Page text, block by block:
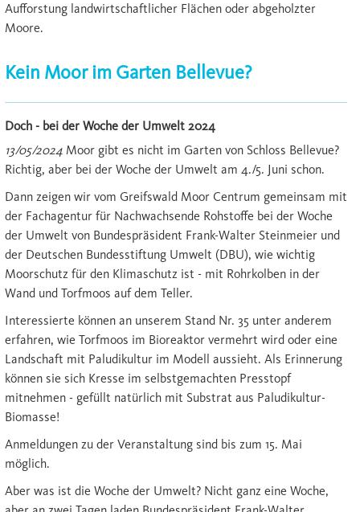
Aufforstung landwirtschaftlicher Flächen oder abgeholzter
Moore.
Kein Moor im Garten Bellevue?
Doch - bei der Woche der Umwelt 2024
13/05/2024 Moor gibt es nicht im Garten von Schloss Bellevue?
Richtig, aber bei der Woche der Umwelt am 4./5. Juni schon.
Dann zeigen wir vom Greifswald Moor Centrum gemeinsam mit
der Fachagentur für Nachwachsende Rohstoffe bei der Woche
der Umwelt von Bundespräsident Frank-Walter Steinmeier und
der Deutschen Bundesstiftung Umwelt (DBU), wie wichtig
Moorschutz für den Klimaschutz ist - mit Rohrkolben in der
Wand und Torfmoos auf dem Teller.
Interessierte können an unserem Stand Nr. 35 unter anderem
erfahren, wie Torfmoos im Bioreaktor vermehrt wird oder eine
Landschaft mit Paludikultur im Modell aussieht. Als Erinnerung
können sie sich Kresse im selbstgemachten Presstopf
mitnehmen - gefüllt natürlich mit Substrat aus Paludikultur-
Biomasse!
Anmeldungen zu der Veranstaltung sind bis zum 15. Mai
möglich.
Aber was ist die Woche der Umwelt? Nicht ganz eine Woche,